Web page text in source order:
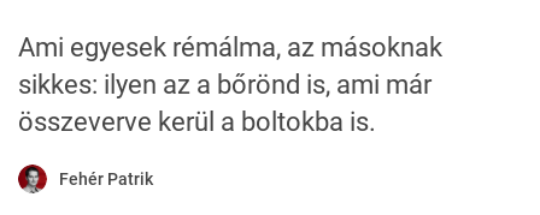
Ami egyesek rémálma, az másoknak
sikkes: ilyen az a bőrönd is, ami már
összeverve kerül a boltokba is.
Fehér Patrik